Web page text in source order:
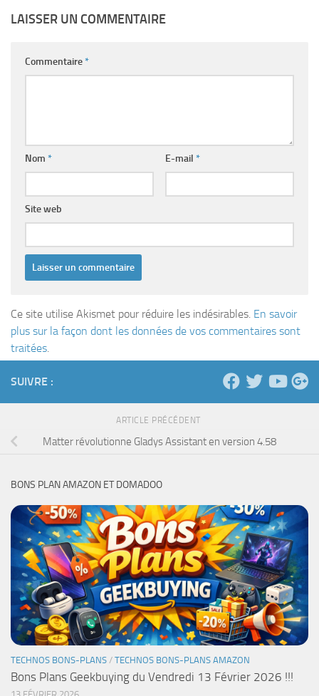
LAISSER UN COMMENTAIRE
Commentaire*
Nom * E-mail *
Site web
Ce site utilise Akismet pour réduire les indésirables. En savoir
plus sur la façon dont les données de vos commentaires sont
traitées.
SUIVRE :
ARTICLE PRÉCÉDENT
Matter révolutionne Gladys Assistant en version 4.58
BONS PLAN AMAZON ET DOMADOO
TECHNOS BONS-PLANS / TECHNOS BONS-PLANS AMAZON
Bons Plans Geekbuying du Vendredi 13 Février 2026 !!!